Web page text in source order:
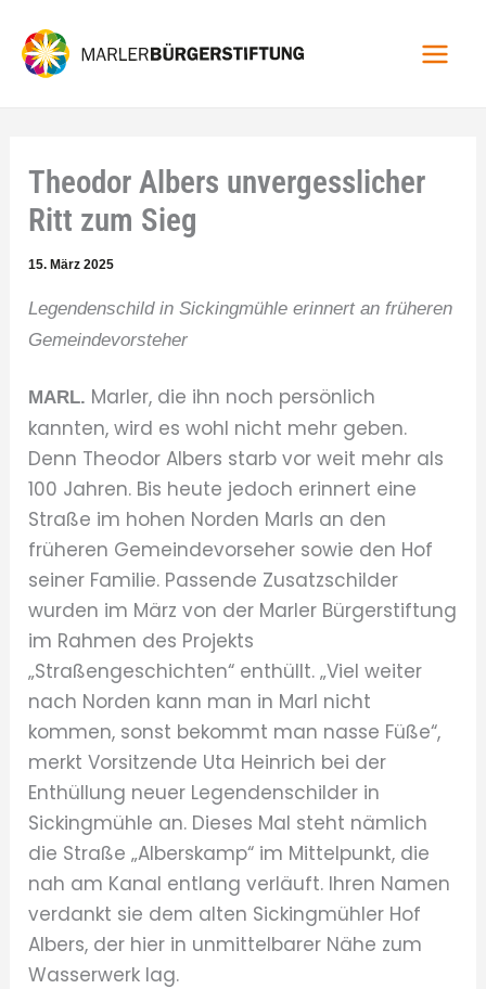
Inhalt
springen
Theodor Albers unvergesslicher
Ritt zum Sieg
15. März 2025
Legendenschild in Sickingmühle erinnert an früheren
Gemeindevorsteher
MARL. Marler, die ihn noch persönlich
kannten, wird es wohl nicht mehr geben.
Denn Theodor Albers starb vor weit mehr als
100 Jahren. Bis heute jedoch erinnert eine
Straße im hohen Norden Marls an den
früheren Gemeindevorseher sowie den Hof
seiner Familie. Passende Zusatzschilder
wurden im März von der Marler Bürgerstiftung
im Rahmen des Projekts
„Straßengeschichten“ enthüllt. „Viel weiter
nach Norden kann man in Marl nicht
kommen, sonst bekommt man nasse Füße“,
merkt Vorsitzende Uta Heinrich bei der
Enthüllung neuer Legendenschilder in
Sickingmühle an. Dieses Mal steht nämlich
die Straße „Alberskamp“ im Mittelpunkt, die
nah am Kanal entlang verläuft. Ihren Namen
verdankt sie dem alten Sickingmühler Hof
Albers, der hier in unmittelbarer Nähe zum
Wasserwerk lag.